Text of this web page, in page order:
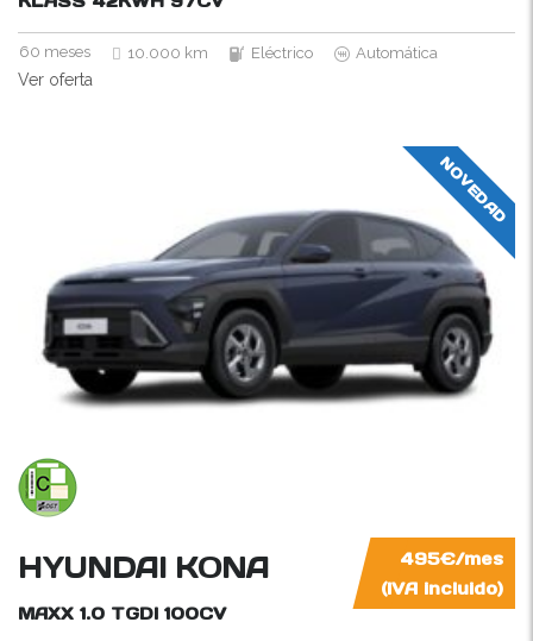
60 meses 10.000 km Eléctrico Automática
Ver oferta
NOVEDAD
495€/mes
(IVA incluido)
HYUNDAI KONA
MAXX 1.0 TGDI 100CV